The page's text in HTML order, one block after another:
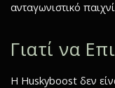
ανταγωνιστικό
Γιατί να
Η Huskyboost δεν